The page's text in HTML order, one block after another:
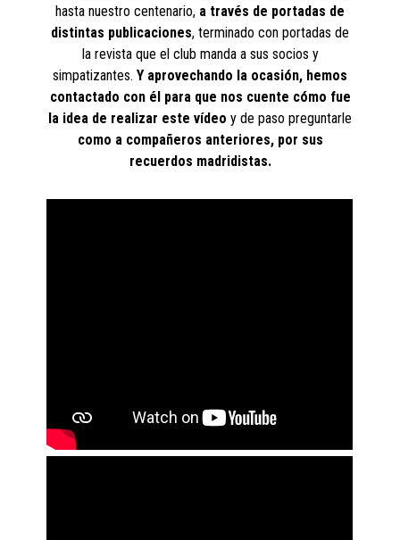
hasta nuestro centenario, a través de portadas de
distintas publicaciones, terminado con portadas de
la revista que el club manda a sus socios y
simpatizantes. Y aprovechando la ocasión, hemos
contactado con él para que nos cuente cómo fue
la idea de realizar este vídeo y de paso preguntarle
como a compañeros anteriores, por sus
recuerdos madridistas.